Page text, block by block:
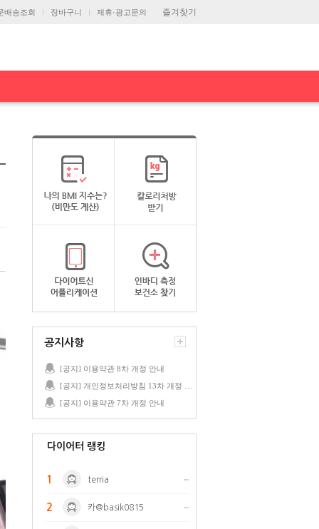
즐겨찾기
배송조회 장바구니 제휴·광고문의
공지사항
[공지] 이용약관 8차 개정 안내
[공지] 이용약관 7차 개정 안내
다이어터 랭킹
1 terria
2 카@basik0815